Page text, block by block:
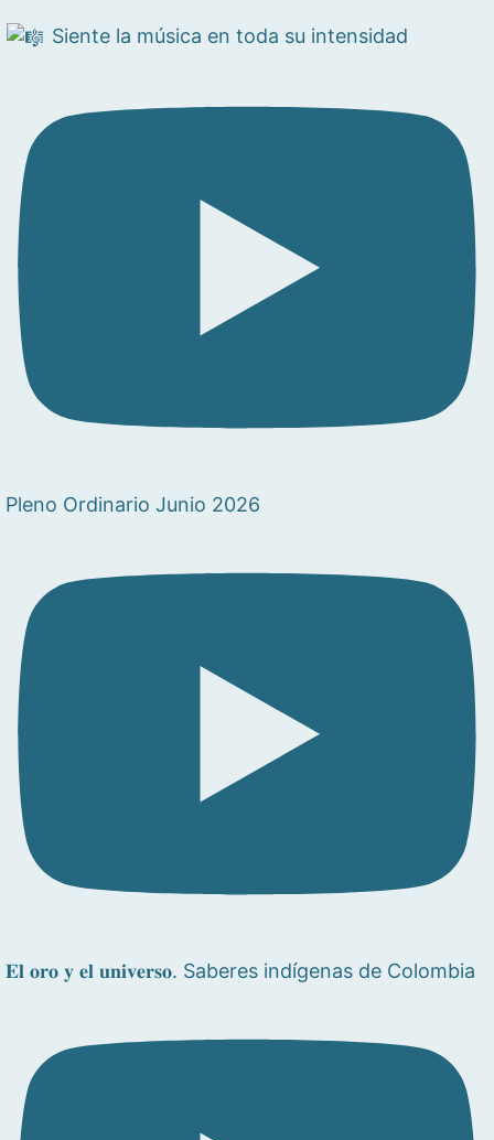
Siente la música en toda su intensidad
Pleno Ordinario Junio 2026
𝐄𝐥 𝐨𝐫𝐨 𝐲 𝐞𝐥 𝐮𝐧𝐢𝐯𝐞𝐫𝐬𝐨. Saberes indígenas de Colombia